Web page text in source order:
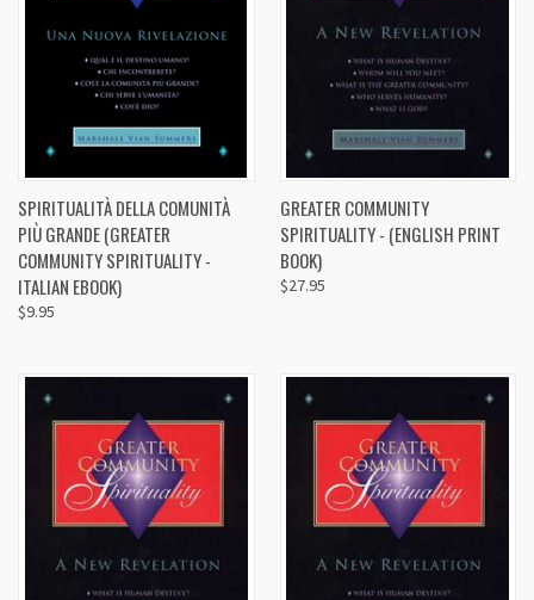
SPIRITUALITÀ DELLA COMUNITÀ
PIÙ GRANDE (GREATER
COMMUNITY SPIRITUALITY -
ITALIAN EBOOK)
$9.95
GREATER COMMUNITY
SPIRITUALITY - (ENGLISH PRINT
BOOK)
$27.95